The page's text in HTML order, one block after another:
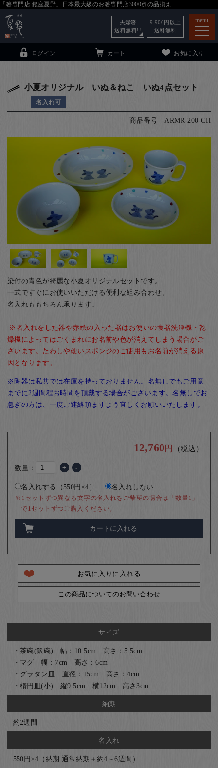
「箸専門店 銀座夏野」日本最大級のお箸専門店3000点の品揃え
menu
箸（贈答用・自宅用）
について
小夏
ご利用ガイド
法人・飲食店のお客様
お客様の声
店舗紹介
お問い合わせ
箸ブログ
English
ログイン カート お気に入り
夫婦箸
送料無料!!
9,900 円以上
送料無料
小夏オリジナル いぬ＆ねこ いぬ4点セット
名入れ可
商品番号 ARMR-200-CH
染付の青色が綺麗な小夏オリジナルセットです。
一式ですぐにお使いいただける便利な組み合わせ。
名入れももちろん承ります。
※名入れをした器や赤絵の入った器はお使いの食器洗浄機・乾
燥機によってはごくまれにお名前や色が消えてしまう場合がご
ざいます。たわしや硬いスポンジのご使用もお名前が消える原
因となります。
※陶器は私共では在庫を持っておりません。名無しでもご用意
までに2週間程お時間を頂戴する場合がございます。名無しでお
急ぎの方は、一度ご連絡頂ますよう宜しくお願いいたします。
12,760 円 （税込）
数量： + -
名入れする（550円×4） 名入れしない
※1セットずつ異なる文字の名入れをご希望の場合は「数量1」
で1セットずつご購入ください。
カートに入れる
お気に入りに入れる
この商品についてのお問い合わせ
サイズ
・茶碗(飯碗) 幅：10.5cm 高さ：5.5cm
・マグ 幅：7cm 高さ：6cm
・グラタン皿 直径：15cm 高さ：4cm
・楕円皿(小) 縦9.5cm 横12cm 高さ3cm
納期
約2週間
名入れ
550円×4（納期 通常納期＋約4～6週間）